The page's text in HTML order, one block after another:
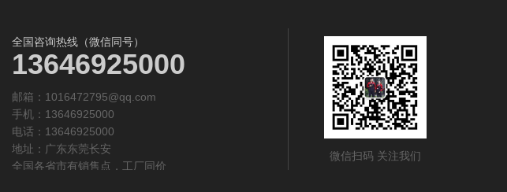
微信扫码 关注我们
全国咨询热线（微信同号）
13646925000
邮箱：1016472795@qq.com‬
手机：13646925000
电话：13646925000
地址：广东东莞长安
全国各省市有销售点，工厂同价